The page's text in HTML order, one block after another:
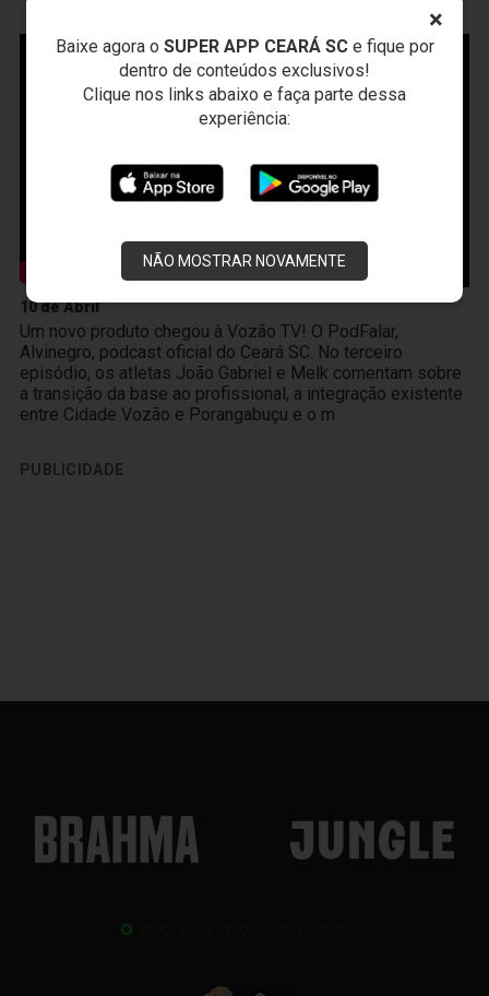
×
Baixe agora o SUPER APP CEARÁ SCe fique por
dentro de conteúdos exclusivos!
Clique nos links abaixo e faça parte dessa
experiência:
NÃO MOSTRAR NOVAMENTE
10 de Abril
Um novo produto chegou à Vozão TV! O PodFalar,
Alvinegro, podcast oficial do Ceará SC. No terceiro
episódio, os atletas João Gabriel e Melk comentam sobre
a transição da base ao profissional, a integração existente
entre Cidade Vozão e Porangabuçu e o m
PUBLICIDADE